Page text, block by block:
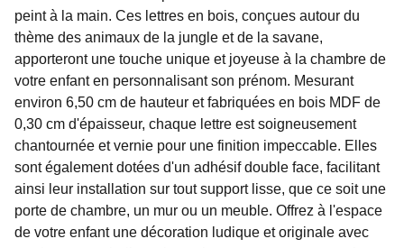
peint à la main. Ces lettres en bois, conçues autour du
thème des animaux de la jungle et de la savane,
apporteront une touche unique et joyeuse à la chambre de
votre enfant en personnalisant son prénom. Mesurant
environ 6,50 cm de hauteur et fabriquées en bois MDF de
0,30 cm d'épaisseur, chaque lettre est soigneusement
chantournée et vernie pour une finition impeccable. Elles
sont également dotées d'un adhésif double face, facilitant
ainsi leur installation sur tout support lisse, que ce soit une
porte de chambre, un mur ou un meuble. Offrez à l'espace
de votre enfant une décoration ludique et originale avec